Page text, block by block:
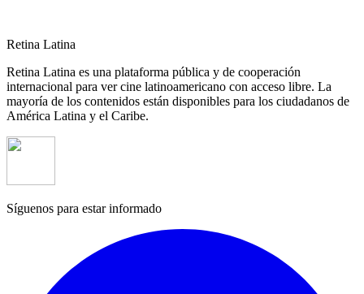
Retina Latina
Retina Latina es una plataforma pública y de cooperación
internacional para ver cine latinoamericano con acceso libre. La
mayoría de los contenidos están disponibles para los ciudadanos de
América Latina y el Caribe.
Síguenos para estar informado